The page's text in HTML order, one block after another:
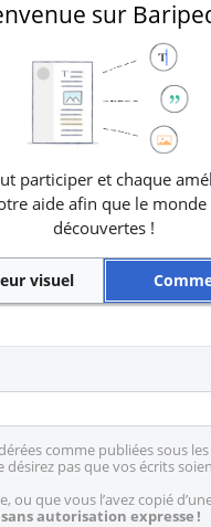
comme publiées sous
désirez pas que vos écrits
que vous l’avez copié
autorisation expresse !
sur
participer et chaque
aide afin que le monde
découvertes !
visuel